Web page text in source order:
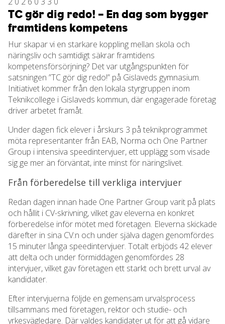
TC gör dig redo! – En dag som bygger
framtidens kompetens
Hur skapar vi en starkare koppling mellan skola och
näringsliv och samtidigt säkrar framtidens
kompetensförsörjning? Det var utgångspunkten för
satsningen ”TC gör dig redo!” på Gislaveds gymnasium.
Initiativet kommer från den lokala styrgruppen inom
Teknikcollege i Gislaveds kommun, där engagerade företag
driver arbetet framåt.
Under dagen fick elever i årskurs 3 på teknikprogrammet
möta representanter från EAB, Norma och One Partner
Group i intensiva speedintervjuer, ett upplägg som visade
sig ge mer än förväntat, inte minst för näringslivet.
Från förberedelse till verkliga intervjuer
Redan dagen innan hade One Partner Group varit på plats
och hållit i CV-skrivning, vilket gav eleverna en konkret
förberedelse inför mötet med företagen. Eleverna skickade
därefter in sina CV:n och under själva dagen genomfördes
15 minuter långa speedintervjuer. Totalt erbjöds 42 elever
att delta och under förmiddagen genomfördes 28
intervjuer, vilket gav företagen ett starkt och brett urval av
kandidater.
Efter intervjuerna följde en gemensam urvalsprocess
tillsammans med företagen, rektor och studie- och
yrkesvägledare. Där valdes kandidater ut för att gå vidare